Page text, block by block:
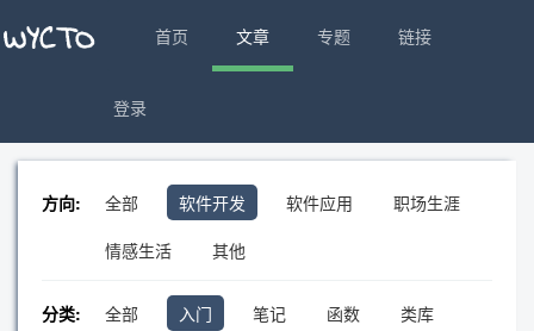
首页 文章 专题 链接
登录
方向: 全部 软件开发 软件应用
职场生涯
情感生活
其他
分类: 全部 入门 笔记 函数
类库